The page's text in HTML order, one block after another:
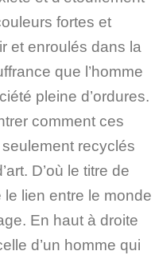
fortes et
et enroulés dans la
que l’homme
pleine d’ordures.
comment ces
recyclés
D’où le titre de
le lien entre le monde
En haut à droite
d’un homme qui